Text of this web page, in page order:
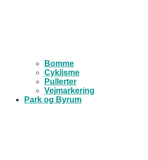
Bomme
Cyklisme
Pullerter
Vejmarkering
Park og Byrum